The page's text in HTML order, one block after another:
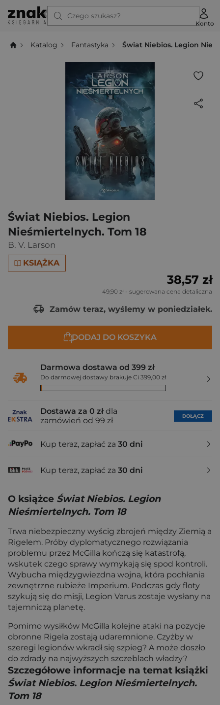
Czego szukasz?
Konto
Katalog Fantastyka Świat Niebios. Legion
Świat Niebios. Legion
Nieśmiertelnych. Tom 18
B. V. Larson
KSIĄŻKA
38,57 zł
49,90 zł - sugerowana cena detaliczna
Zamów teraz, wyślemy w poniedziałek.
DODAJ DO KOSZYKA
Darmowa dostawa od 399 zł
Do darmowej dostawy brakuje Ci 399,00 zł
Dostawa za 0 zł dla
zamówień od 99 zł
DOŁĄCZ
Kup teraz, zapłać za 30 dni
Kup teraz, zapłać za 30 dni
O książce Świat Niebios. Legion
Nieśmiertelnych. Tom 18
Trwa niebezpieczny wyścig zbrojeń między Ziemią a
Rigelem. Próby dyplomatycznego rozwiązania
problemu przez McGilla kończą się katastrofą,
wskutek czego sprawy wymykają się spod kontroli.
Wybucha międzygwiezdna wojna, która pochłania
zewnętrzne rubieże Imperium. Podczas gdy floty
szykują się do misji, Legion Varus zostaje wysłany na
tajemniczą planetę.
Pomimo wysiłków McGilla kolejne ataki na pozycje
obronne Rigela zostają udaremnione. Czyżby w
szeregi legionów wkradł się szpieg? A może doszło
do zdrady na najwyższych szczeblach władzy?
Szczegółowe informacje na temat książki
Świat Niebios. Legion Nieśmiertelnych.
Tom 18